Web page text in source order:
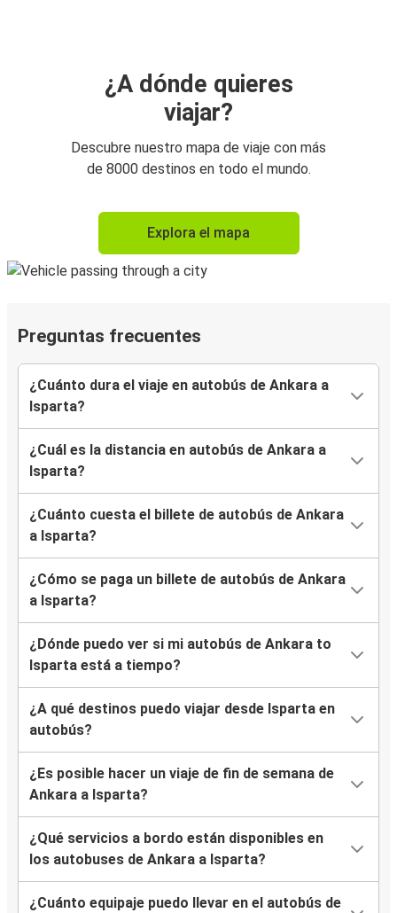
¿A dónde quieres
viajar?
Descubre nuestro mapa de viaje con más
de 8000 destinos en todo el mundo.
Explora el mapa
Preguntas frecuentes
¿Cuánto dura el viaje en autobús de Ankara a
Isparta?
¿Cuál es la distancia en autobús de Ankara a
Isparta?
¿Cuánto cuesta el billete de autobús de Ankara
a Isparta?
¿Cómo se paga un billete de autobús de Ankara
a Isparta?
¿Dónde puedo ver si mi autobús de Ankara to
Isparta está a tiempo?
¿A qué destinos puedo viajar desde Isparta en
autobús?
¿Es posible hacer un viaje de fin de semana de
Ankara a Isparta?
¿Qué servicios a bordo están disponibles en
los autobuses de Ankara a Isparta?
¿Cuánto equipaje puedo llevar en el autobús de